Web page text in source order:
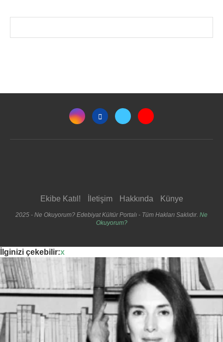
Ekibe Katıl! İletişim Hakkında Künye
2025 - Ne Okuyorum? Edebiyat Kültür Portalı - Tüm Hakları Saklıdır. Ne
Okuyorum?
İlginizi çekebilir:x